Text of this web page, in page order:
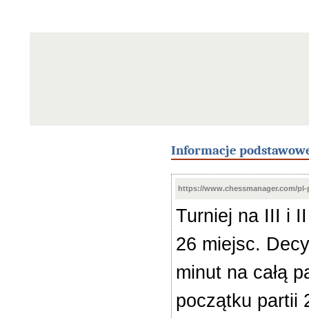
Informacje
https://www.chessmanager.com/pl-
Turniej na III i
26 miejsc.
minut na całą
początku partii